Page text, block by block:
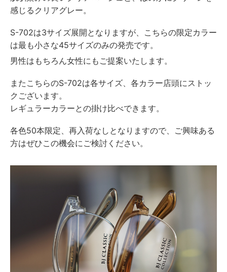
感じるクリアグレー。
S-702は3サイズ展開となりますが、こちらの限定カラー
は最も小さな45サイズのみの発売です。
男性はもちろん女性にもご提案いたします。
またこちらのS-702は各サイズ、各カラー店頭にストッ
クございます。
レギュラーカラーとの掛け比べできます。
各色50本限定、再入荷なしとなりますので、ご興味ある
方はぜひこの機会にご検討ください。